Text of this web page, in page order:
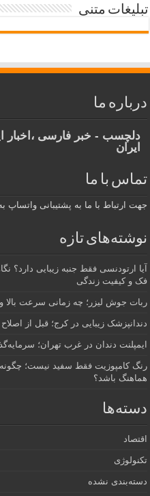
تبلیغات متنی
درباره ما
دلچسب - خبر فارسی ،اخبار
ایران
تماس با ما
جهت ارتباط با ما به پشتیبانی واتساپ به شماره 09056213048
نوشته‌های تازه
آیا ارتودنسی فقط جنبه زیبایی دارد؟
فک و کیفیت زندگی
ربات جوش لیزر؛ چه زمانی سرعت بالا
دندانپزشک زیبایی در کرج؛ قبل از اصلاح
ایمپلنت دندان در غرب تهران؛
رنگ کامپوزیت فقط سفید نیست؛ چگونه
هماهنگ باشد؟
دسته‌ها
اقتصاد
تکنولوژی
دسته‌بندی نشده